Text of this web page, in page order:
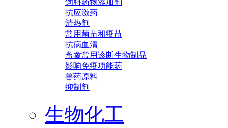
饲料药物添加剂
抗应激药
清热剂
常用菌苗和疫苗
抗病血清
畜禽常用诊断生物制品
影响免疫功能药
兽药原料
抑制剂
生物化工